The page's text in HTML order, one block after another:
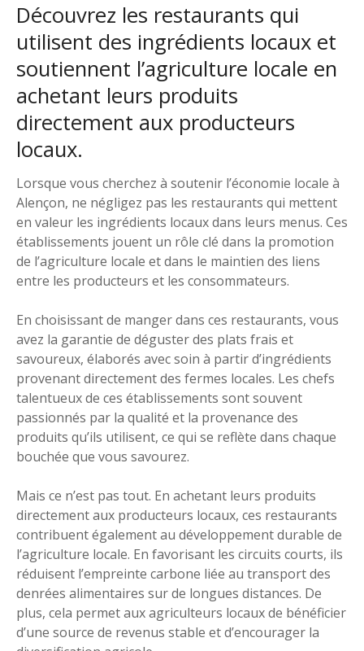
Découvrez les restaurants qui
utilisent des ingrédients locaux et
soutiennent l’agriculture locale en
achetant leurs produits
directement aux producteurs
locaux.
Lorsque vous cherchez à soutenir l’économie locale à
Alençon, ne négligez pas les restaurants qui mettent
en valeur les ingrédients locaux dans leurs menus. Ces
établissements jouent un rôle clé dans la promotion
de l’agriculture locale et dans le maintien des liens
entre les producteurs et les consommateurs.
En choisissant de manger dans ces restaurants, vous
avez la garantie de déguster des plats frais et
savoureux, élaborés avec soin à partir d’ingrédients
provenant directement des fermes locales. Les chefs
talentueux de ces établissements sont souvent
passionnés par la qualité et la provenance des
produits qu’ils utilisent, ce qui se reflète dans chaque
bouchée que vous savourez.
Mais ce n’est pas tout. En achetant leurs produits
directement aux producteurs locaux, ces restaurants
contribuent également au développement durable de
l’agriculture locale. En favorisant les circuits courts, ils
réduisent l’empreinte carbone liée au transport des
denrées alimentaires sur de longues distances. De
plus, cela permet aux agriculteurs locaux de bénéficier
d’une source de revenus stable et d’encourager la